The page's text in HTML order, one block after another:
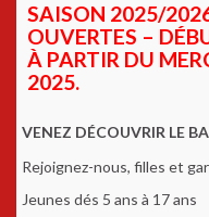
SAISON 2025/
OUVERTES –
À PARTIR DU
2025.
VENEZ DÉCOUVRIR LE
Rejoignez-nous, filles et
Jeunes dés 5 ans à 17 ans